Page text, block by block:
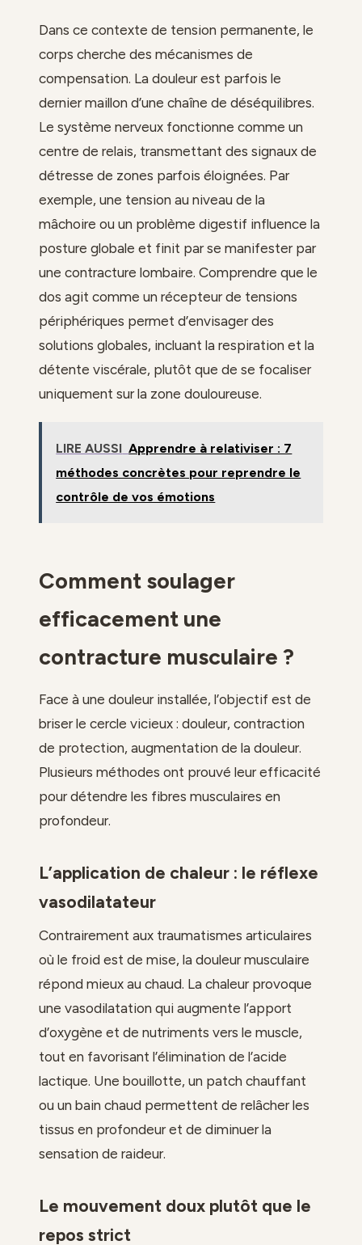
Dans ce contexte de tension permanente, le
corps cherche des mécanismes de
compensation. La douleur est parfois le
dernier maillon d’une chaîne de déséquilibres.
Le système nerveux fonctionne comme un
centre de relais, transmettant des signaux de
détresse de zones parfois éloignées. Par
exemple, une tension au niveau de la
mâchoire ou un problème digestif influence la
posture globale et finit par se manifester par
une contracture lombaire. Comprendre que le
dos agit comme un récepteur de tensions
périphériques permet d’envisager des
solutions globales, incluant la respiration et la
détente viscérale, plutôt que de se focaliser
uniquement sur la zone douloureuse.
LIRE AUSSI Apprendre à relativiser : 7
méthodes concrètes pour reprendre le
contrôle de vos émotions
Comment soulager
efficacement une
contracture musculaire ?
Face à une douleur installée, l’objectif est de
briser le cercle vicieux : douleur, contraction
de protection, augmentation de la douleur.
Plusieurs méthodes ont prouvé leur efficacité
pour détendre les fibres musculaires en
profondeur.
L’application de chaleur : le réflexe
vasodilatateur
Contrairement aux traumatismes articulaires
où le froid est de mise, la douleur musculaire
répond mieux au chaud. La chaleur provoque
une vasodilatation qui augmente l’apport
d’oxygène et de nutriments vers le muscle,
tout en favorisant l’élimination de l’acide
lactique. Une bouillotte, un patch chauffant
ou un bain chaud permettent de relâcher les
tissus en profondeur et de diminuer la
sensation de raideur.
Le mouvement doux plutôt que le
repos strict